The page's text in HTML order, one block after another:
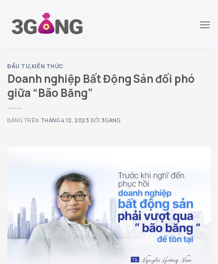
đến
ĐẦU TƯ,KIẾN THỨC
Doanh nghiệp Bất Động Sản đối phó
giữa “Bão Băng”
ĐĂNG TRÊN THÁNG 4 12, 2023 BỞI 3GANG